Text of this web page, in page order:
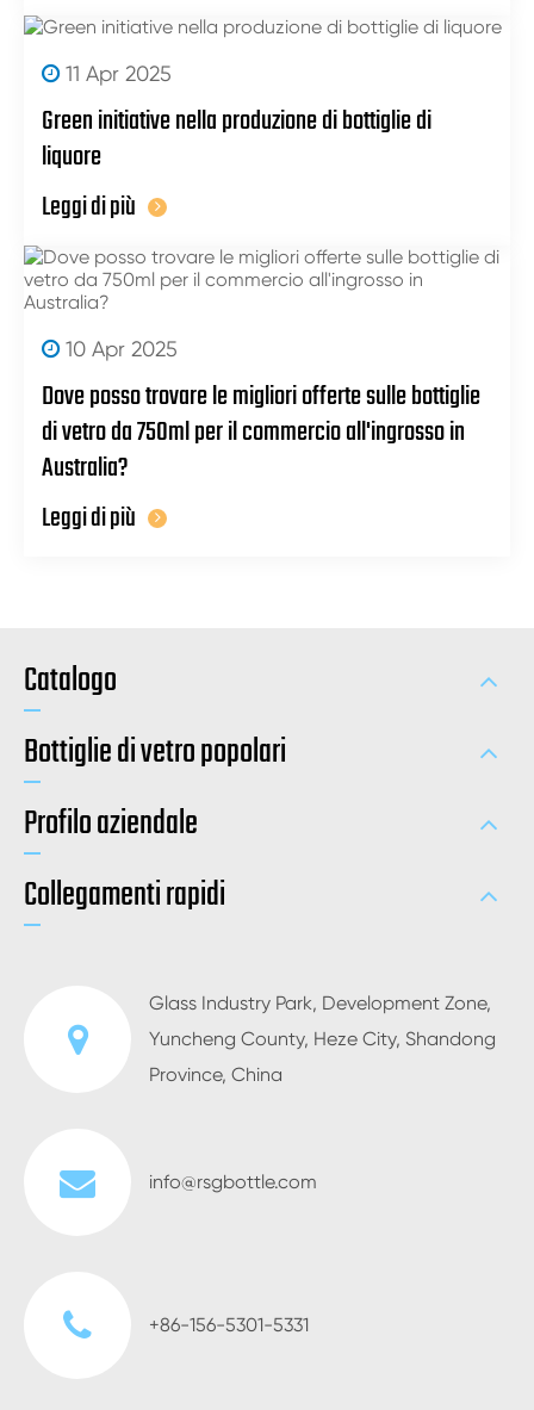
11 Apr 2025
Green initiative nella produzione di bottiglie di
liquore
Leggi di più
10 Apr 2025
Dove posso trovare le migliori offerte sulle bottiglie
di vetro da 750ml per il commercio all'ingrosso in
Australia?
Leggi di più
Catalogo
Bottiglie di vetro popolari
Profilo aziendale
Collegamenti rapidi
Glass Industry Park, Development Zone,
Yuncheng County, Heze City, Shandong
Province, China
info@rsgbottle.com
+86-156-5301-5331